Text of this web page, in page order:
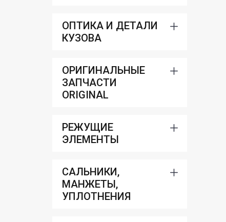
ОПТИКА И ДЕТАЛИ
КУЗОВА
ОРИГИНАЛЬНЫЕ
ЗАПЧАСТИ
ORIGINAL
РЕЖУЩИЕ
ЭЛЕМЕНТЫ
САЛЬНИКИ,
МАНЖЕТЫ,
УПЛОТНЕНИЯ